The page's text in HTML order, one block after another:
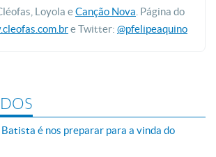
Loyola eCanção Nova . Página do
e Twitter: @pfelipeaquino
Batista é nos preparar para a vinda do